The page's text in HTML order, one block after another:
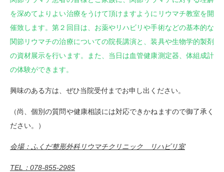
を深めてよりよい治療をうけて頂けますようにリウマチ教室を開
催致します。第２回目は、お薬やリハビリや手術などの基本的な
関節リウマチの治療についての院長講演と、装具や生物学的製剤
の資材展示を行います。また、当日は血管健康測定器、体組成計
の体験ができます。
興味のある方は、ぜひ当院受付までお申し出ください。
（尚、個別の質問や健康相談には対応できかねますので御了承く
ださい。）
会場：ふくだ整形外科リウマチクリニック リハビリ室
TEL：078-855-2985